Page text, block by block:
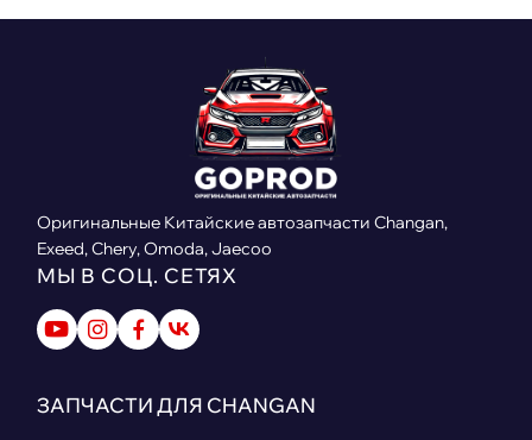
Оригинальные Китайские автозапчасти Changan,
Exeed, Chery, Omoda, Jaecoo
МЫ В СОЦ. СЕТЯХ
ЗАПЧАСТИ ДЛЯ CHANGAN